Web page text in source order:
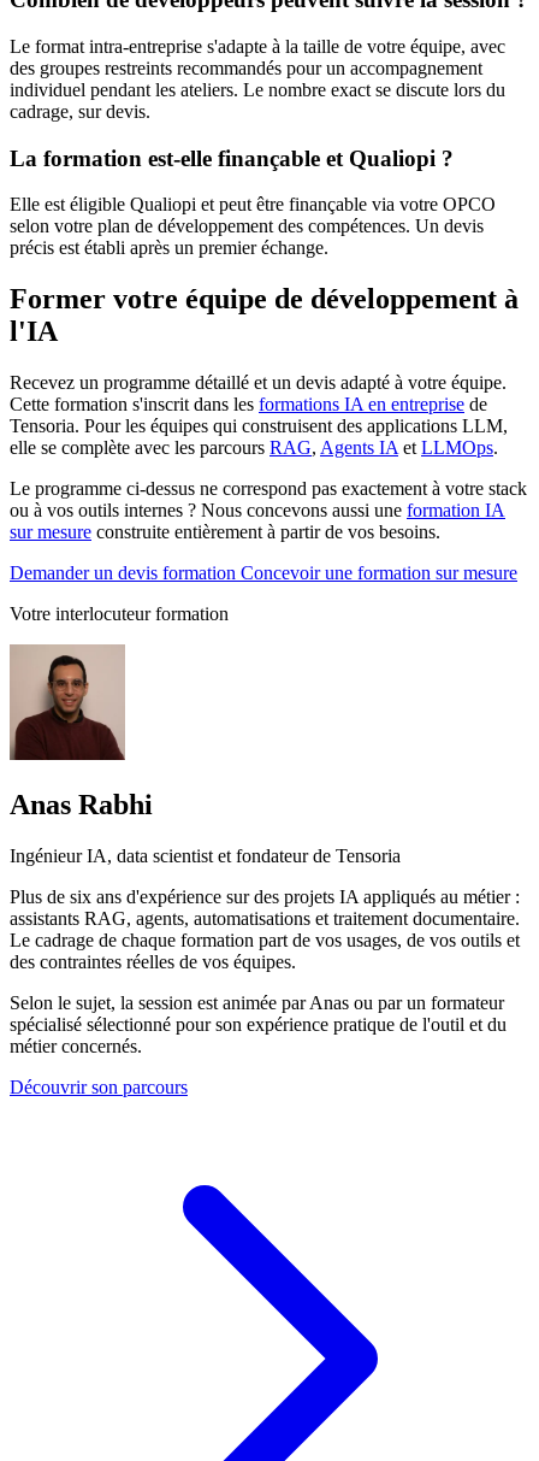
Le format intra-entreprise s'adapte à la taille de votre équipe, avec
des groupes restreints recommandés pour un accompagnement
individuel pendant les ateliers. Le nombre exact se discute lors du
cadrage, sur devis.
La formation est-elle finançable et Qualiopi ?
Elle est éligible Qualiopi et peut être finançable via votre OPCO
selon votre plan de développement des compétences. Un devis
précis est établi après un premier échange.
Former votre équipe de développement à
l'IA
Recevez un programme détaillé et un devis adapté à votre équipe.
Cette formation s'inscrit dans les formations IA en entreprise de
Tensoria. Pour les équipes qui construisent des applications LLM,
elle se complète avec les parcours RAG, Agents IA et LLMOps.
Le programme ci-dessus ne correspond pas exactement à votre stack
ou à vos outils internes ? Nous concevons aussi une formation IA
sur mesure construite entièrement à partir de vos besoins.
Demander un devis formation Concevoir une formation sur mesure
Votre interlocuteur formation
Anas Rabhi
Ingénieur IA, data scientist et fondateur de Tensoria
Plus de six ans d'expérience sur des projets IA appliqués au métier :
assistants RAG, agents, automatisations et traitement documentaire.
Le cadrage de chaque formation part de vos usages, de vos outils et
des contraintes réelles de vos équipes.
Selon le sujet, la session est animée par Anas ou par un formateur
spécialisé sélectionné pour son expérience pratique de l'outil et du
métier concernés.
Découvrir son parcours